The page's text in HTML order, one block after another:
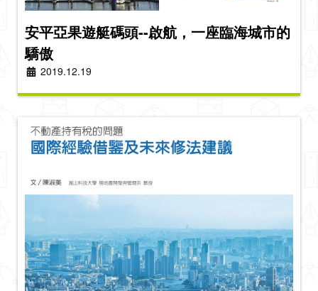
安平亞果遊艇碼頭--啟航，一座臨海城市的
驕傲
2019.12.19